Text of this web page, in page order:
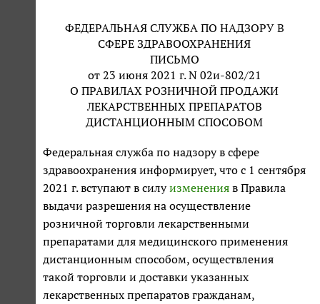
ФЕДЕРАЛЬНАЯ СЛУЖБА ПО НАДЗОРУ В
СФЕРЕ ЗДРАВООХРАНЕНИЯ
ПИСЬМО
от 23 июня 2021 г. N 02и-802/21
О ПРАВИЛАХ РОЗНИЧНОЙ ПРОДАЖИ
ЛЕКАРСТВЕННЫХ ПРЕПАРАТОВ
ДИСТАНЦИОННЫМ СПОСОБОМ
Федеральная служба по надзору в сфере
здравоохранения информирует, что с 1 сентября
2021 г. вступают в силуизменения в Правила
выдачи разрешения на осуществление
розничной торговли лекарственными
препаратами для медицинского применения
дистанционным способом, осуществления
такой торговли и доставки указанных
лекарственных препаратов гражданам,